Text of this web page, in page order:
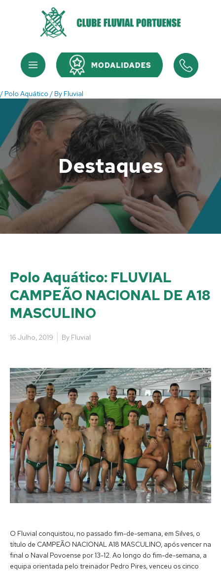
Menu Menu
/ Polo Aquático / By Fluvial
Destaques
Polo Aquático: FLUVIAL
CAMPEÃO NACIONAL DE A18
MASCULINO
16 Julho, 2019 By Fluvial
O Fluvial conquistou, no passado fim-de-semana, em Silves, o
título de CAMPEÃO NACIONAL A18 MASCULINO, após vencer na
final o Naval Povoense por 13-12. Ao longo do fim-de-semana, a
equipa orientada pelo treinador Pedro Pires, venceu os cinco